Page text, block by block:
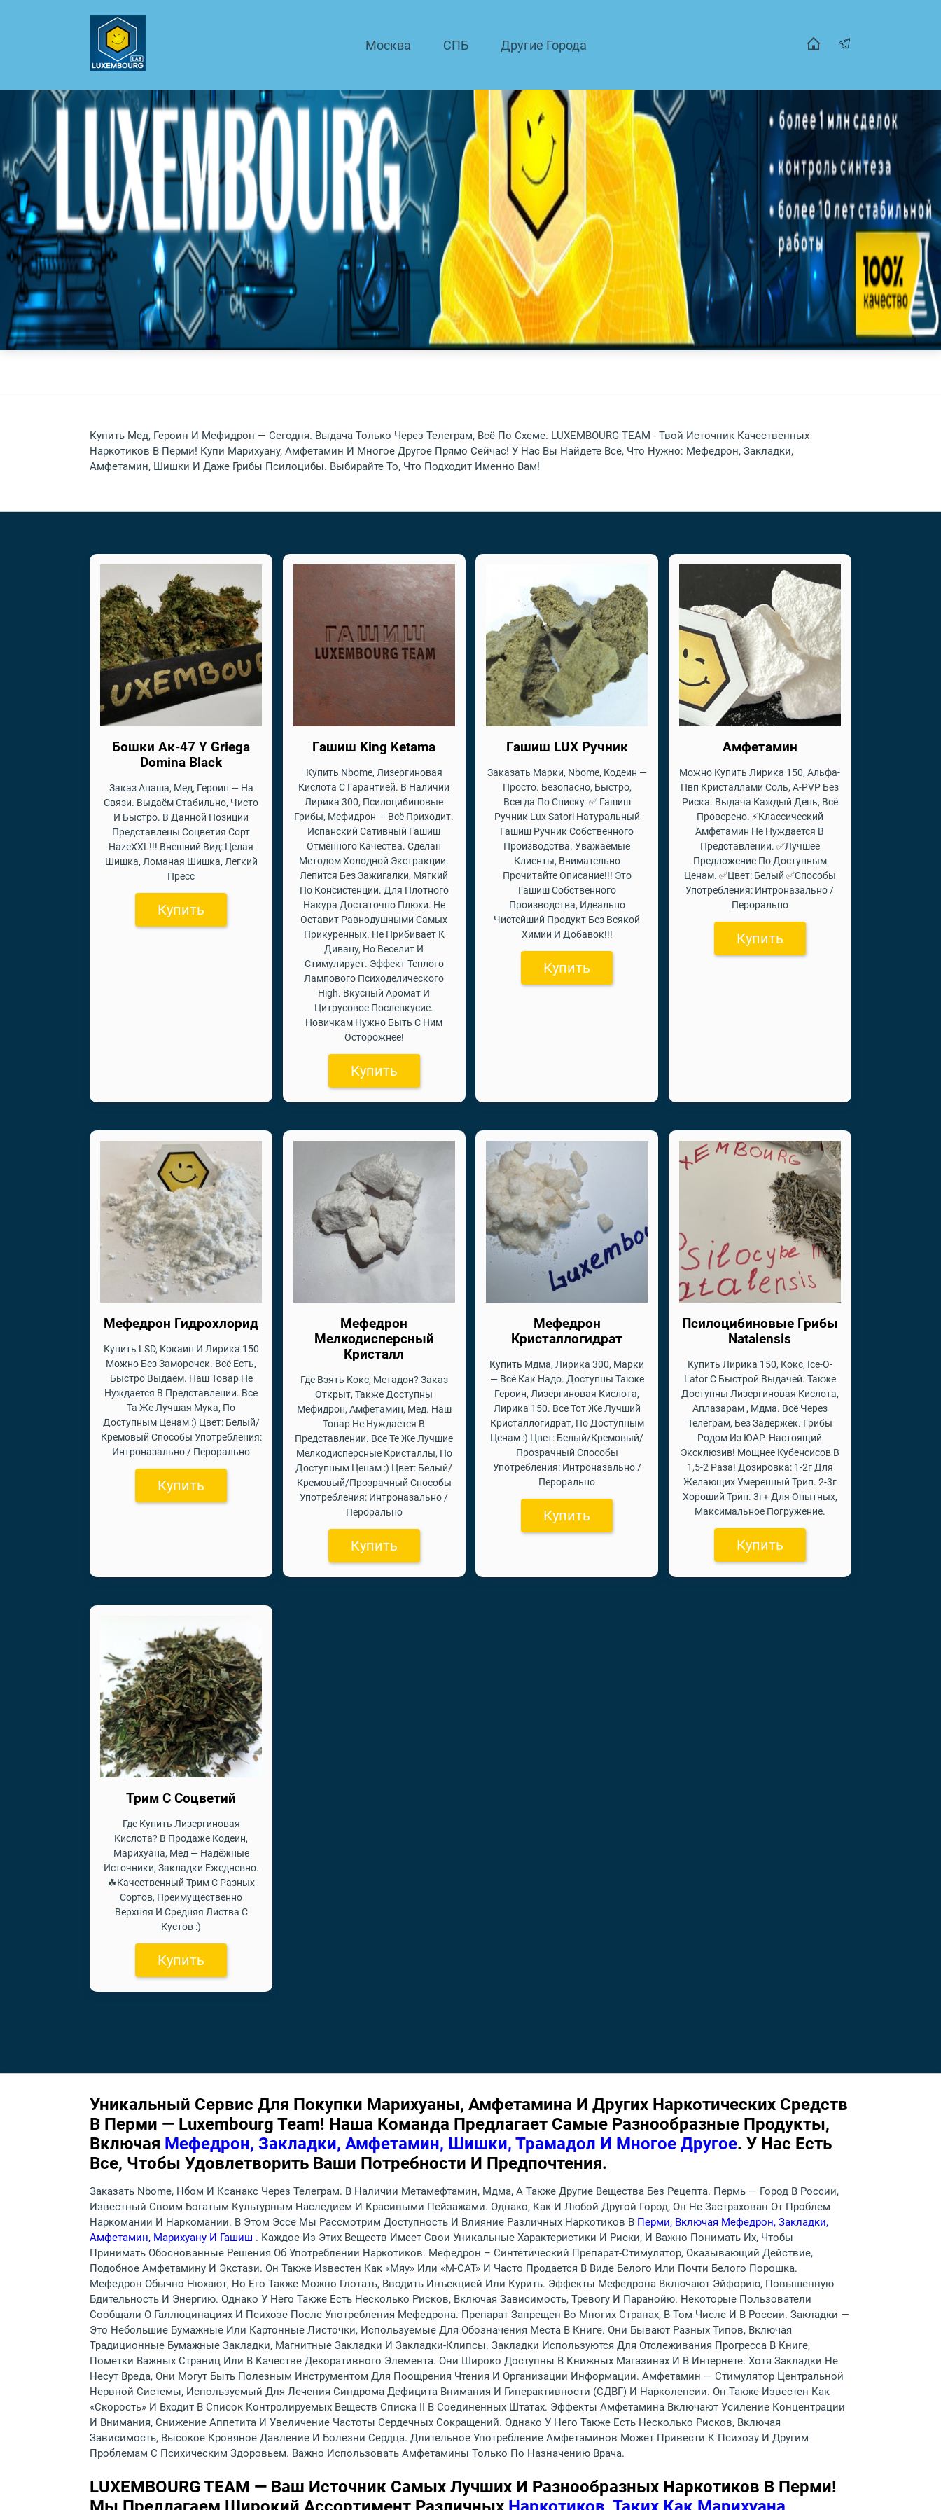
Москва СПБ Другие Города
Купить Мед, Героин И Мефидрон — Сегодня. Выдача Только Через Телеграм, Всё По Схеме. LUXEMBOURG TEAM - Твой Источник Качественных
Наркотиков В Перми! Купи Марихуану, Амфетамин И Многое Другое Прямо Сейчас! У Нас Вы Найдете Всё, Что Нужно: Мефедрон, Закладки,
Амфетамин, Шишки И Даже Грибы Псилоцибы. Выбирайте То, Что Подходит Именно Вам!
Бошки Ак-47 Y Griega
Domina Black
Заказ Анаша, Мед, Героин — На
Связи. Выдаём Стабильно, Чисто
И Быстро. В Данной Позиции
Представлены Соцветия Сорт
HazeXXL!!! Внешний Вид: Целая
Шишка, Ломаная Шишка, Легкий
Пресс
Купить
Гашиш King Ketama
Купить Nbome, Лизергиновая
Кислота С Гарантией. В Наличии
Лирика 300, Псилоцибиновые
Грибы, Мефидрон — Всё Приходит.
Испанский Сативный Гашиш
Отменного Качества. Сделан
Методом Холодной Экстракции.
Лепится Без Зажигалки, Мягкий
По Консистенции. Для Плотного
Накура Достаточно Плюхи. Не
Оставит Равнодушными Самых
Прикуренных. Не Прибивает К
Дивану, Но Веселит И
Стимулирует. Эффект Теплого
Лампового Психоделического
High. Вкусный Аромат И
Цитрусовое Послевкусие.
Новичкам Нужно Быть С Ним
Осторожнее!
Купить
Гашиш LUX Ручник
Заказать Марки, Nbome, Кодеин —
Просто. Безопасно, Быстро,
Всегда По Списку. ✅ Гашиш
Ручник Lux Satori Натуральный
Гашиш Ручник Собственного
Производства. Уважаемые
Клиенты, Внимательно
Прочитайте Описание!!! Это
Гашиш Собственного
Производства, Идеально
Чистейший Продукт Без Всякой
Химии И Добавок!!!
Купить
Амфетамин
Можно Купить Лирика 150, Альфа-
Пвп Кристаллами Соль, A-PVP Без
Риска. Выдача Каждый День, Всё
Проверено. ⚡Классический
Амфетамин Не Нуждается В
Представлении. ✅Лучшее
Предложение По Доступным
Ценам. ✅Цвет: Белый ✅Способы
Употребления: Интроназально /
Перорально
Купить
Мефедрон Гидрохлорид
Купить LSD, Кокаин И Лирика 150
Можно Без Заморочек. Всё Есть,
Быстро Выдаём. Наш Товар Не
Нуждается В Представлении. Все
Та Же Лучшая Мука, По
Доступным Ценам :) Цвет: Белый/
Кремовый Способы Употребления:
Интроназально / Перорально
Купить
Мефедрон
Мелкодисперсный
Кристалл
Где Взять Кокс, Метадон? Заказ
Открыт, Также Доступны
Мефидрон, Амфетамин, Мед. Наш
Товар Не Нуждается В
Представлении. Все Те Же Лучшие
Мелкодисперсные Кристаллы, По
Доступным Ценам :) Цвет: Белый/
Кремовый/Прозрачный Способы
Употребления: Интроназально /
Перорально
Купить
Мефедрон
Кристаллогидрат
Купить Мдма, Лирика 300, Марки
— Всё Как Надо. Доступны Также
Героин, Лизергиновая Кислота,
Лирика 150. Все Тот Же Лучший
Кристаллогидрат, По Доступным
Ценам :) Цвет: Белый/Кремовый/
Прозрачный Способы
Употребления: Интроназально /
Перорально
Купить
Псилоцибиновые Грибы
Natalensis
Купить Лирика 150, Кокс, Ice-O-
Lator С Быстрой Выдачей. Также
Доступны Лизергиновая Кислота,
Аплазарам , Мдма. Всё Через
Телеграм, Без Задержек. Грибы
Родом Из ЮАР. Настоящий
Эксклюзив! Мощнее Кубенсисов В
1,5-2 Раза! Дозировка: 1-2г Для
Желающих Умеренный Трип. 2-3г
Хороший Трип. 3г+ Для Опытных,
Максимальное Погружение.
Купить
Трим С Соцветий
Где Купить Лизергиновая
Кислота? В Продаже Кодеин,
Марихуана, Мед — Надёжные
Источники, Закладки Ежедневно.
☘Качественный Трим С Разных
Сортов, Преимущественно
Верхняя И Средняя Листва С
Кустов :)
Купить
Уникальный Сервис Для Покупки Марихуаны, Амфетамина И Других Наркотических Средств
В Перми — Luxembourg Team! Наша Команда Предлагает Самые Разнообразные Продукты,
Включая Мефедрон, Закладки, Амфетамин, Шишки, Трамадол И Многое Другое. У Нас Есть
Все, Чтобы Удовлетворить Ваши Потребности И Предпочтения.
Заказать Nbome, Нбом И Ксанакс Через Телеграм. В Наличии Метамефтамин, Мдма, А Также Другие Вещества Без Рецепта. Пермь — Город В России,
Известный Своим Богатым Культурным Наследием И Красивыми Пейзажами. Однако, Как И Любой Другой Город, Он Не Застрахован От Проблем
Наркомании И Наркомании. В Этом Эссе Мы Рассмотрим Доступность И Влияние Различных Наркотиков В Перми, Включая Мефедрон, Закладки,
Амфетамин, Марихуану И Гашиш . Каждое Из Этих Веществ Имеет Свои Уникальные Характеристики И Риски, И Важно Понимать Их, Чтобы
Принимать Обоснованные Решения Об Употреблении Наркотиков. Мефедрон – Синтетический Препарат-Стимулятор, Оказывающий Действие,
Подобное Амфетамину И Экстази. Он Также Известен Как «мяу» Или «M-CAT» И Часто Продается В Виде Белого Или Почти Белого Порошка.
Мефедрон Обычно Нюхают, Но Его Также Можно Глотать, Вводить Инъекцией Или Курить. Эффекты Мефедрона Включают Эйфорию, Повышенную
Бдительность И Энергию. Однако У Него Также Есть Несколько Рисков, Включая Зависимость, Тревогу И Паранойю. Некоторые Пользователи
Сообщали О Галлюцинациях И Психозе После Употребления Мефедрона. Препарат Запрещен Во Многих Странах, В Том Числе И В России. Закладки —
Это Небольшие Бумажные Или Картонные Листочки, Используемые Для Обозначения Места В Книге. Они Бывают Разных Типов, Включая
Традиционные Бумажные Закладки, Магнитные Закладки И Закладки-Клипсы. Закладки Используются Для Отслеживания Прогресса В Книге,
Пометки Важных Страниц Или В Качестве Декоративного Элемента. Они Широко Доступны В Книжных Магазинах И В Интернете. Хотя Закладки Не
Несут Вреда, Они Могут Быть Полезным Инструментом Для Поощрения Чтения И Организации Информации. Амфетамин — Стимулятор Центральной
Нервной Системы, Используемый Для Лечения Синдрома Дефицита Внимания И Гиперактивности (СДВГ) И Нарколепсии. Он Также Известен Как
«скорость» И Входит В Список Контролируемых Веществ Списка II В Соединенных Штатах. Эффекты Амфетамина Включают Усиление Концентрации
И Внимания, Снижение Аппетита И Увеличение Частоты Сердечных Сокращений. Однако У Него Также Есть Несколько Рисков, Включая
Зависимость, Высокое Кровяное Давление И Болезни Сердца. Длительное Употребление Амфетаминов Может Привести К Психозу И Другим
Проблемам С Психическим Здоровьем. Важно Использовать Амфетамины Только По Назначению Врача.
LUXEMBOURG TEAM — Ваш Источник Самых Лучших И Разнообразных Наркотиков В Перми!